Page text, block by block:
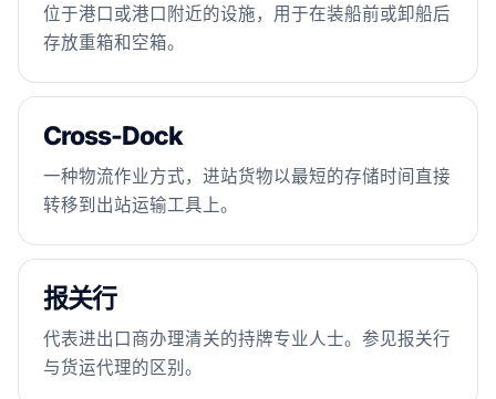
位于港口或港口附近的设施，用于在装船前或卸船后
存放重箱和空箱。
Cross-Dock
一种物流作业方式，进站货物以最短的存储时间直接
转移到出站运输工具上。
报关行
代表进出口商办理清关的持牌专业人士。参见报关行
与货运代理的区别。